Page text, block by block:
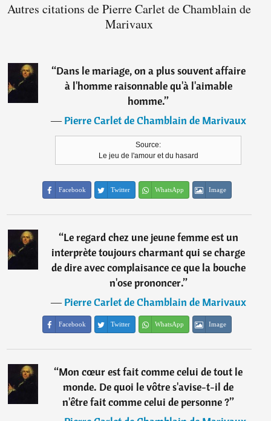
Autres citations de Pierre Carlet de Chamblain de
Marivaux
“Dans le mariage, on a plus souvent affaire
à l'homme raisonnable qu'à l'aimable
homme.”
―Pierre Carlet de Chamblain de Marivaux
Source:
Le jeu de l'amour et du hasard
Facebook Twitter WhatsApp Image
“Le regard chez une jeune femme est un
interprète toujours charmant qui se charge
de dire avec complaisance ce que la bouche
n'ose prononcer.”
―Pierre Carlet de Chamblain de Marivaux
Facebook Twitter WhatsApp Image
“Mon cœur est fait comme celui de tout le
monde. De quoi le vôtre s'avise-t-il de
n'être fait comme celui de personne ?”